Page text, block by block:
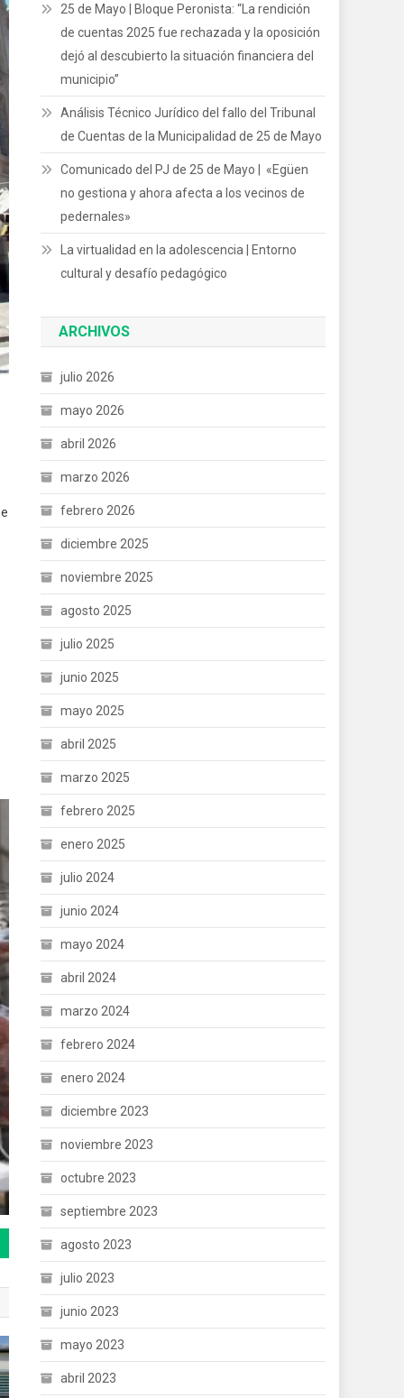
25 de Mayo | Bloque Peronista: “La rendición
de cuentas 2025 fue rechazada y la oposición
dejó al descubierto la situación financiera del
municipio”
Análisis Técnico Jurídico del fallo del Tribunal
de Cuentas de la Municipalidad de 25 de Mayo
Comunicado del PJ de 25 de Mayo | «Egüen
no gestiona y ahora afecta a los vecinos de
pedernales»
La virtualidad en la adolescencia | Entorno
cultural y desafío pedagógico
ARCHIVOS
julio 2026
mayo 2026
abril 2026
marzo 2026
febrero 2026
diciembre 2025
noviembre 2025
agosto 2025
julio 2025
junio 2025
mayo 2025
abril 2025
marzo 2025
febrero 2025
enero 2025
julio 2024
junio 2024
mayo 2024
abril 2024
marzo 2024
febrero 2024
enero 2024
diciembre 2023
noviembre 2023
octubre 2023
septiembre 2023
agosto 2023
julio 2023
junio 2023
mayo 2023
abril 2023